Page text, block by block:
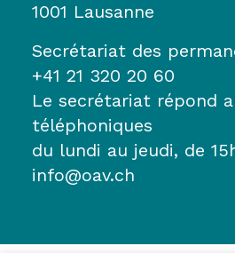
1001 Lausanne
Secrétariat des
+41 21 320 20 60
Le secrétariat répond
téléphoniques
du lundi au jeudi, de
info@oav.ch